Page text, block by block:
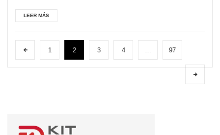
LEER MÁS
1 2 3 4 97